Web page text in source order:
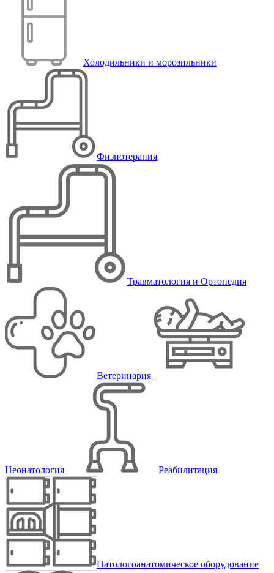
Холодильники и морозильники
Физиотерапия
Травматология и Ортопедия
Ветеринария
Неонатология Реабилитация
Патологоанатомическое оборудование